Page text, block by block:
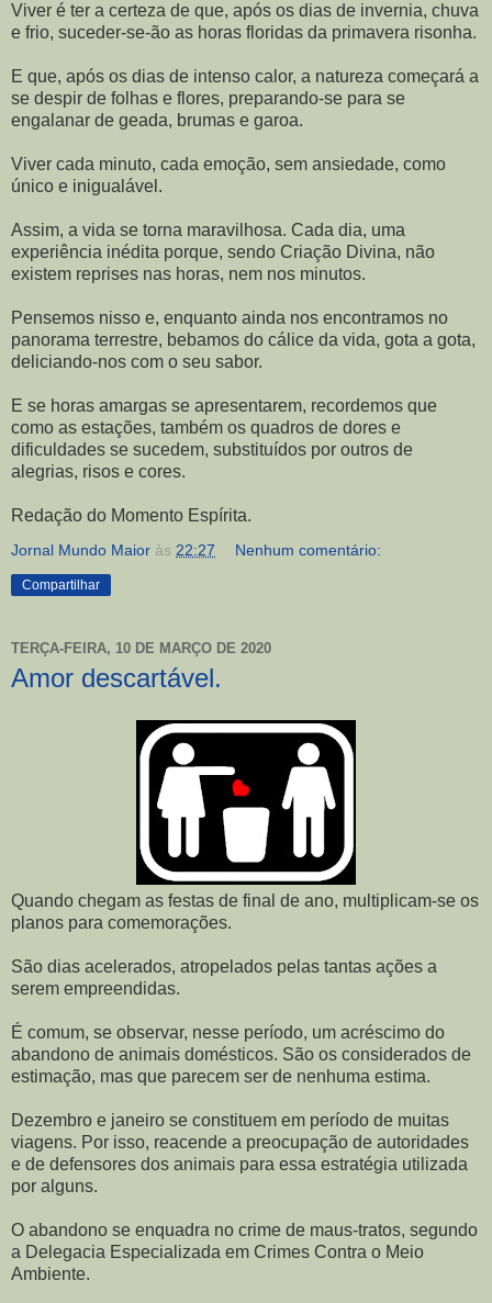
Viver é ter a certeza de que, após os dias de invernia, chuva
e frio, suceder-se-ão as horas floridas da primavera risonha.
E que, após os dias de intenso calor, a natureza começará a
se despir de folhas e flores, preparando-se para se
engalanar de geada, brumas e garoa.
Viver cada minuto, cada emoção, sem ansiedade, como
único e inigualável.
Assim, a vida se torna maravilhosa. Cada dia, uma
experiência inédita porque, sendo Criação Divina, não
existem reprises nas horas, nem nos minutos.
Pensemos nisso e, enquanto ainda nos encontramos no
panorama terrestre, bebamos do cálice da vida, gota a gota,
deliciando-nos com o seu sabor.
E se horas amargas se apresentarem, recordemos que
como as estações, também os quadros de dores e
dificuldades se sucedem, substituídos por outros de
alegrias, risos e cores.
Redação do Momento Espírita.
Jornal Mundo Maior às 22:27 Nenhum comentário:
Compartilhar
TERÇA-FEIRA, 10 DE MARÇO DE 2020
Amor descartável.
Quando chegam as festas de final de ano, multiplicam-se os
planos para comemorações.
São dias acelerados, atropelados pelas tantas ações a
serem empreendidas.
É comum, se observar, nesse período, um acréscimo do
abandono de animais domésticos. São os considerados de
estimação, mas que parecem ser de nenhuma estima.
Dezembro e janeiro se constituem em período de muitas
viagens. Por isso, reacende a preocupação de autoridades
e de defensores dos animais para essa estratégia utilizada
por alguns.
O abandono se enquadra no crime de maus-tratos, segundo
a Delegacia Especializada em Crimes Contra o Meio
Ambiente.